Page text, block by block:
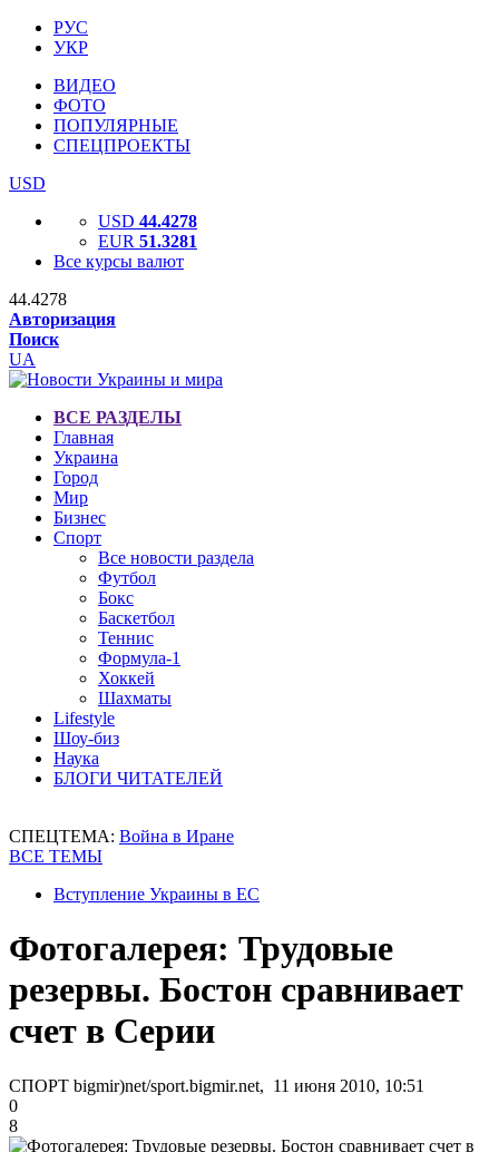
РУС
УКР
ВИДЕО
ФОТО
ПОПУЛЯРНЫЕ
СПЕЦПРОЕКТЫ
USD
USD 44.4278
EUR 51.3281
Все курсы валют
44.4278
Авторизация
Поиск
UA
ВСЕ РАЗДЕЛЫ
Главная
Украина
Город
Мир
Бизнес
Спорт
Все новости раздела
Футбол
Бокс
Баскетбол
Теннис
Формула-1
Хоккей
Шахматы
Lifestyle
Шоу-биз
Наука
БЛОГИ ЧИТАТЕЛЕЙ
СПЕЦТЕМА: Война в Иране
ВСЕ ТЕМЫ
Вступление Украины в ЕС
Фотогалерея: Трудовые
резервы. Бостон сравнивает
счет в Серии
СПОРТ bigmir)net/sport.bigmir.net, 11 июня 2010, 10:51
0
8